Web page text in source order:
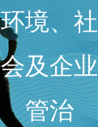
环境、社
会及企业
管治